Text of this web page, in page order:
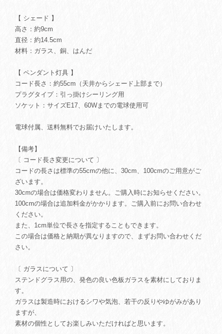
【 シェード 】
高さ：約9cm
直径：約14.5cm
材料：ガラス、銅、はんだ
【 ペンダント灯具 】
コード長さ：約55cm（天井からシェード上部まで）
プラグタイプ：引っ掛けシーリング用
ソケット：サイズE17、60Wまでの電球使用可
電球付属、送料無料でお届けいたします。
【備考】
〔 コード長さ変更について 〕
コードの長さは標準の55cmの他に、30cm、100cmのご用意がご
ざいます。
30cmの場合は価格変わりません。ご購入時にお知らせください。
100cmの場合は追加料金がかかります。ご購入前にお問い合わせ
ください。
また、1cm単位で長さを指定することもできます。
この場合は価格と納期が異なりますので、まずお問い合わせくだ
さい。
〔 ガラスについて 〕
ステンドグラス用の、発色の良い色板ガラスを素材にしておりま
す。
ガラスは製造時におけるシワや気泡、若干の反りやゆがみがあり
ますが、
素材の個性としてお楽しみいただければと思います。